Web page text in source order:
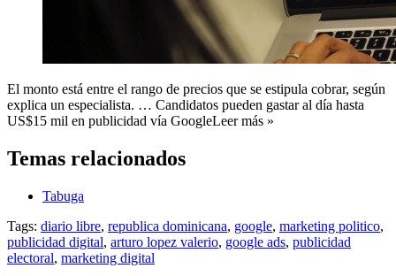
El monto está entre el rango de precios que se estipula cobrar, según
explica un especialista. … Candidatos pueden gastar al día hasta
US$15 mil en publicidad vía GoogleLeer más »
Temas relacionados
Tabuga
Tags: diario libre, republica dominicana, google, marketing politico,
publicidad digital, arturo lopez valerio, google ads, publicidad
electoral, marketing digital